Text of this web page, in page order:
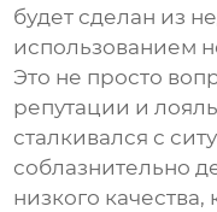
будет сделан из
использованием
Это не просто
репутации и
сталкивался с
соблазнительно
низкого